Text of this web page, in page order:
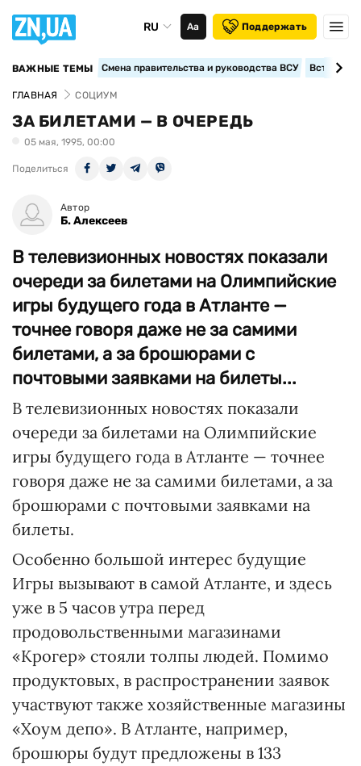
RU Аа Поддержать
ВАЖНЫЕ ТЕМЫ Смена правительства и руководства ВСУ
ГЛАВНАЯ СОЦИУМ
ЗА БИЛЕТАМИ — В ОЧЕРЕДЬ
05 мая, 1995, 00:00
Поделиться
Автор
Б. Алексеев
В телевизионных новостях показали
очереди за билетами на Олимпийские
игры будущего года в Атланте —
точнее говоря даже не за самими
билетами, а за брошюрами с
почтовыми заявками на билеты...
В телевизионных новостях показали
очереди за билетами на Олимпийские
игры будущего года в Атланте — точнее
говоря даже не за самими билетами, а за
брошюрами с почтовыми заявками на
билеты.
Особенно большой интерес будущие
Игры вызывают в самой Атланте, и здесь
уже в 5 часов утра перед
продовольственными магазинами
«Крогер» стояли толпы людей. Помимо
продуктовых, в распространении заявок
участвуют также хозяйственные магазины
«Хоум депо». В Атланте, например,
брошюры будут предложены в 133